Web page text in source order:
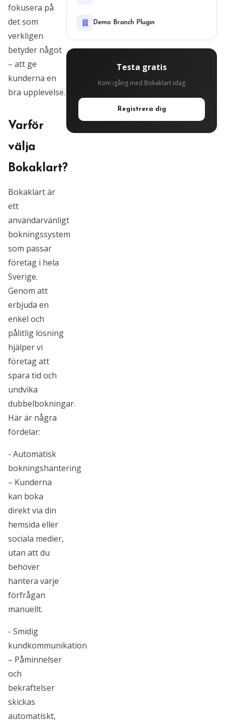
fokusera på
det som
verkligen
betyder något
– att ge
kunderna en
bra upplevelse.
Varför
välja
Bokaklart?
Bokaklart är
ett
användarvänligt
bokningssystem
som passar
företag i hela
Sverige.
Genom att
erbjuda en
enkel och
pålitlig lösning
hjälper vi
företag att
spara tid och
undvika
dubbelbokningar.
Här är några
fördelar:
- Automatisk
bokningshantering
– Kunderna
kan boka
direkt via din
hemsida eller
sociala medier,
utan att du
behöver
hantera varje
förfrågan
manuellt.
- Smidig
kundkommunikation
– Påminnelser
och
bekräftelser
skickas
automatiskt,
Demo Branch Plugin
Testa gratis
Kom igång med Bokaklart idag
Registrera dig